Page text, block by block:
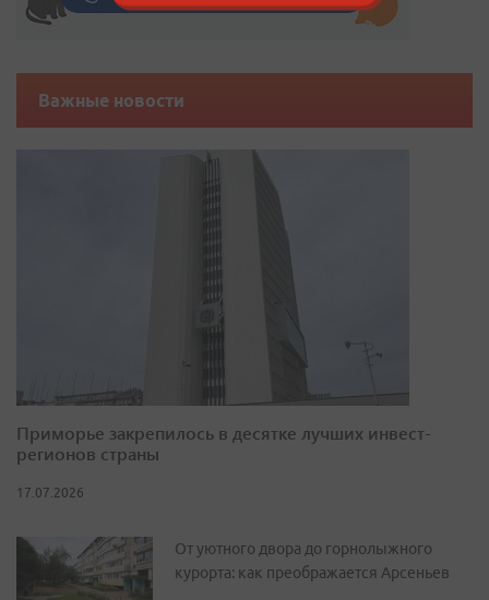
Важные новости
Приморье закрепилось в десятке лучших инвест-
регионов страны
17.07.2026
От уютного двора до горнолыжного
курорта: как преображается Арсеньев